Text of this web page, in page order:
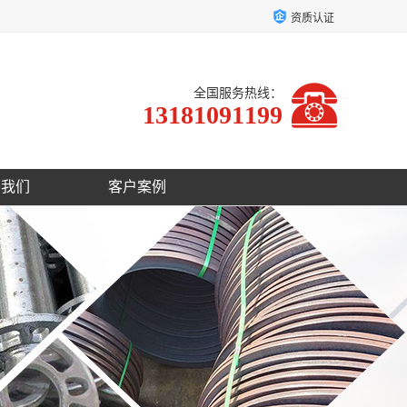
资质认证
全国服务热线：
13181091199
们 客户案例